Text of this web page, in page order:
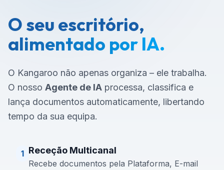
O seu escritório,
alimentado por IA.
O Kangaroo não apenas organiza – ele trabalha.
O nosso Agente de IA processa, classifica e
lança documentos automaticamente, libertando
tempo da sua equipa.
1 Receção Multicanal
Recebe documentos pela Plataforma, E-mail